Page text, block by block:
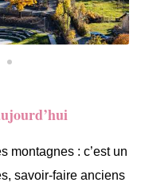
montagnes : c’est un
savoir-faire anciens